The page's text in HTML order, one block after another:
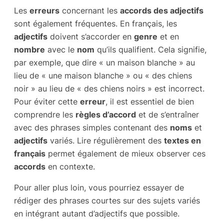
Les erreurs concernant les accords des adjectifs
sont également fréquentes. En français, les
adjectifs doivent s’accorder en genre et en
nombre avec le nom qu’ils qualifient. Cela signifie,
par exemple, que dire « un maison blanche » au
lieu de « une maison blanche » ou « des chiens
noir » au lieu de « des chiens noirs » est incorrect.
Pour éviter cette erreur, il est essentiel de bien
comprendre les règles d’accord et de s’entraîner
avec des phrases simples contenant des noms et
adjectifs variés. Lire régulièrement des textes en
français permet également de mieux observer ces
accords en contexte.
Pour aller plus loin, vous pourriez essayer de
rédiger des phrases courtes sur des sujets variés
en intégrant autant d’adjectifs que possible.